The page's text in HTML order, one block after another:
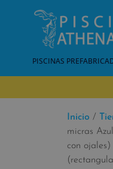
PISCINAS
Inicio /
micras
con